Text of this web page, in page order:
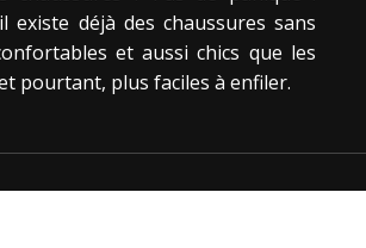
existe déjà des chaussures sans
et aussi chics que les
pourtant, plus faciles à enfiler.
le simple fait de protéger vos